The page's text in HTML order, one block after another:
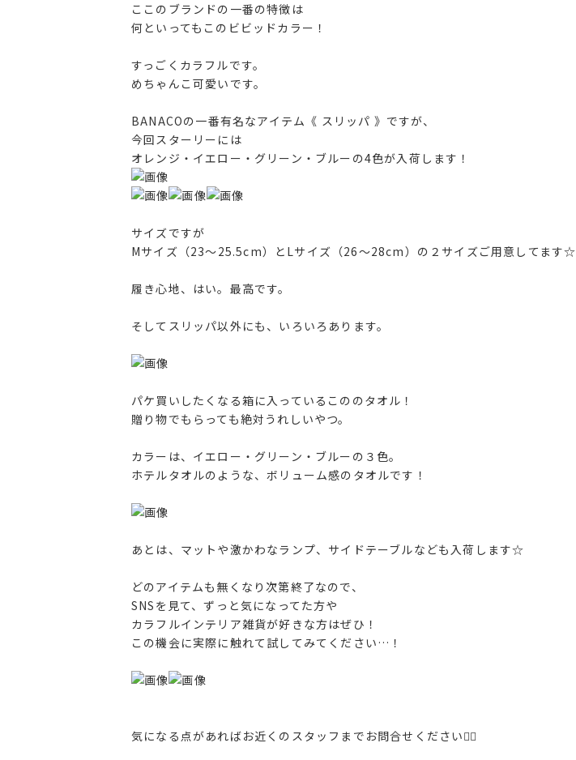
ここのブランドの一番の特徴は
何といってもこのビビッドカラー！
すっごくカラフルです。
めちゃんこ可愛いです。
BANACOの一番有名なアイテム《 スリッパ 》ですが、
今回スターリーには
オレンジ・イエロー・グリーン・ブルーの4色が入荷します！
サイズですが
Mサイズ（23～25.5cm）とLサイズ（26～28cm）の２サイズご用意してます☆
履き心地、はい。最高です。
そしてスリッパ以外にも、いろいろあります。
パケ買いしたくなる箱に入っているこののタオル！
贈り物でもらっても絶対うれしいやつ。
カラーは、イエロー・グリーン・ブルーの３色。
ホテルタオルのような、ボリューム感のタオルです！
あとは、マットや激かわなランプ、サイドテーブルなども入荷します☆
どのアイテムも無くなり次第終了なので、
SNSを見て、ずっと気になってた方や
カラフルインテリア雑貨が好きな方はぜひ！
この機会に実際に触れて試してみてください…！
気になる点があればお近くのスタッフまでお問合せください💁‍♀️